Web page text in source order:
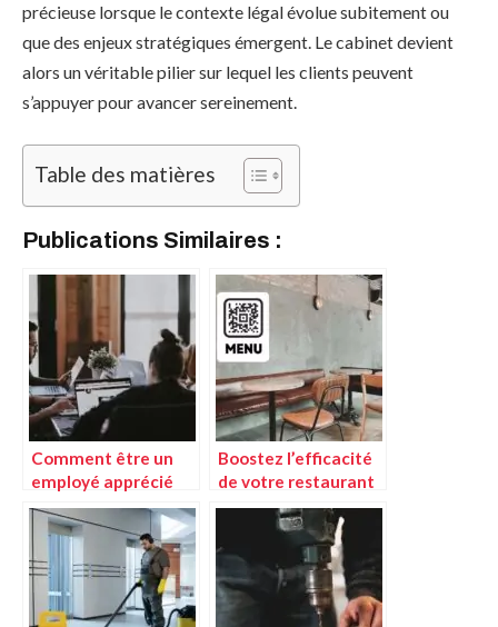
précieuse lorsque le contexte légal évolue subitement ou
que des enjeux stratégiques émergent. Le cabinet devient
alors un véritable pilier sur lequel les clients peuvent
s’appuyer pour avancer sereinement.
Table des matières
Publications Similaires :
Comment être un
employé apprécié
par ces
collaborateurs ?
Boostez l’efficacité
de votre restaurant
avec des menus
digitaux via QR Code